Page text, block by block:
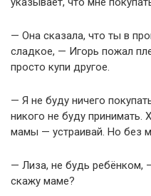
— Она сказала, что ты в
сладкое, — Игорь пожал
просто купи другое.
— Я не буду ничего
никого не буду принимать.
мамы — устраивай. Но без
— Лиза, не будь ребёнком,
скажу маме?